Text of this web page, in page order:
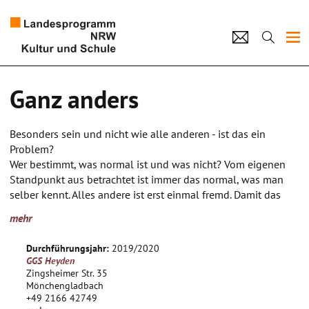
Künstlerpool
Schulen
Kultur und Schule
Ganz anders
Besonders sein und nicht wie alle anderen - ist das ein
Problem?
Wer bestimmt, was normal ist und was nicht? Vom eigenen
Standpunkt aus betrachtet ist immer das normal, was man
selber kennt. Alles andere ist erst einmal fremd. Damit das
Perspektivenwechsel hilfreich und wo könnte dieser besser
Im Theaterspiel können die Akteure den Standpunkt
wechseln und Rollen ausprobieren.
Wie fühlt sich eine neue, mir bislang unbekannte Position
mehr
Durchführungsjahr: 2019/2020
GGS Heyden
Zingsheimer Str. 35
Mönchengladbach
+49 2166 42749